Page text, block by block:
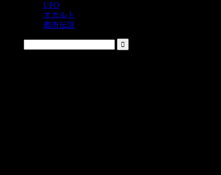
UFO
オカルト
都市伝説